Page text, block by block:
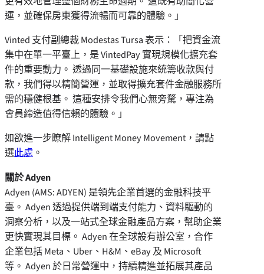
運，並確保房東獲得流暢而可靠的體驗。」
Vinted 支付副總裁 Modestas Tursa 表示：「把資金流
集中在單一平臺上，是 VintedPay 實現規模化擴充套
件的重要動力。 透過同一基礎設施來統籌收款與付
款，我們得以精簡營運，並取得擴充套件金融服務所
需的穩健根基。 這種安排令我們心無旁騖，專注為
會員締造值得信賴的體驗。」
如欲進一步瞭解 Intelligent Money Movement，請點
選此處 。
關於 Adyen
Adyen (AMS: ADYEN) 是領先企業首選的金融科技平
臺。 Adyen 透過提供端到端支付能力、資料驅動的
洞察分析，以及一站式全球金融產品方案，幫助企業
更快實現其目標。 Adyen 在全球設有辦公室，合作
企業包括 Meta、Uber、H&M、eBay 及 Microsoft
等。 Adyen 於日常營運中，持續精進並拓展其產品